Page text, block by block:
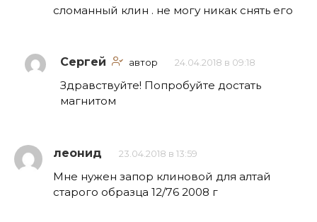
сломанный клин . не могу никак снять его
Сергей автор 24.04.2018 в 09:18
Здравствуйте! Попробуйте достать
магнитом
леонид 23.04.2018 в 13:59
Мне нужен запор клиновой для алтай
старого образца 12/76 2008 г